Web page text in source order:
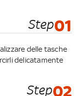
Step01
delle tasche
delicatamente
Step02